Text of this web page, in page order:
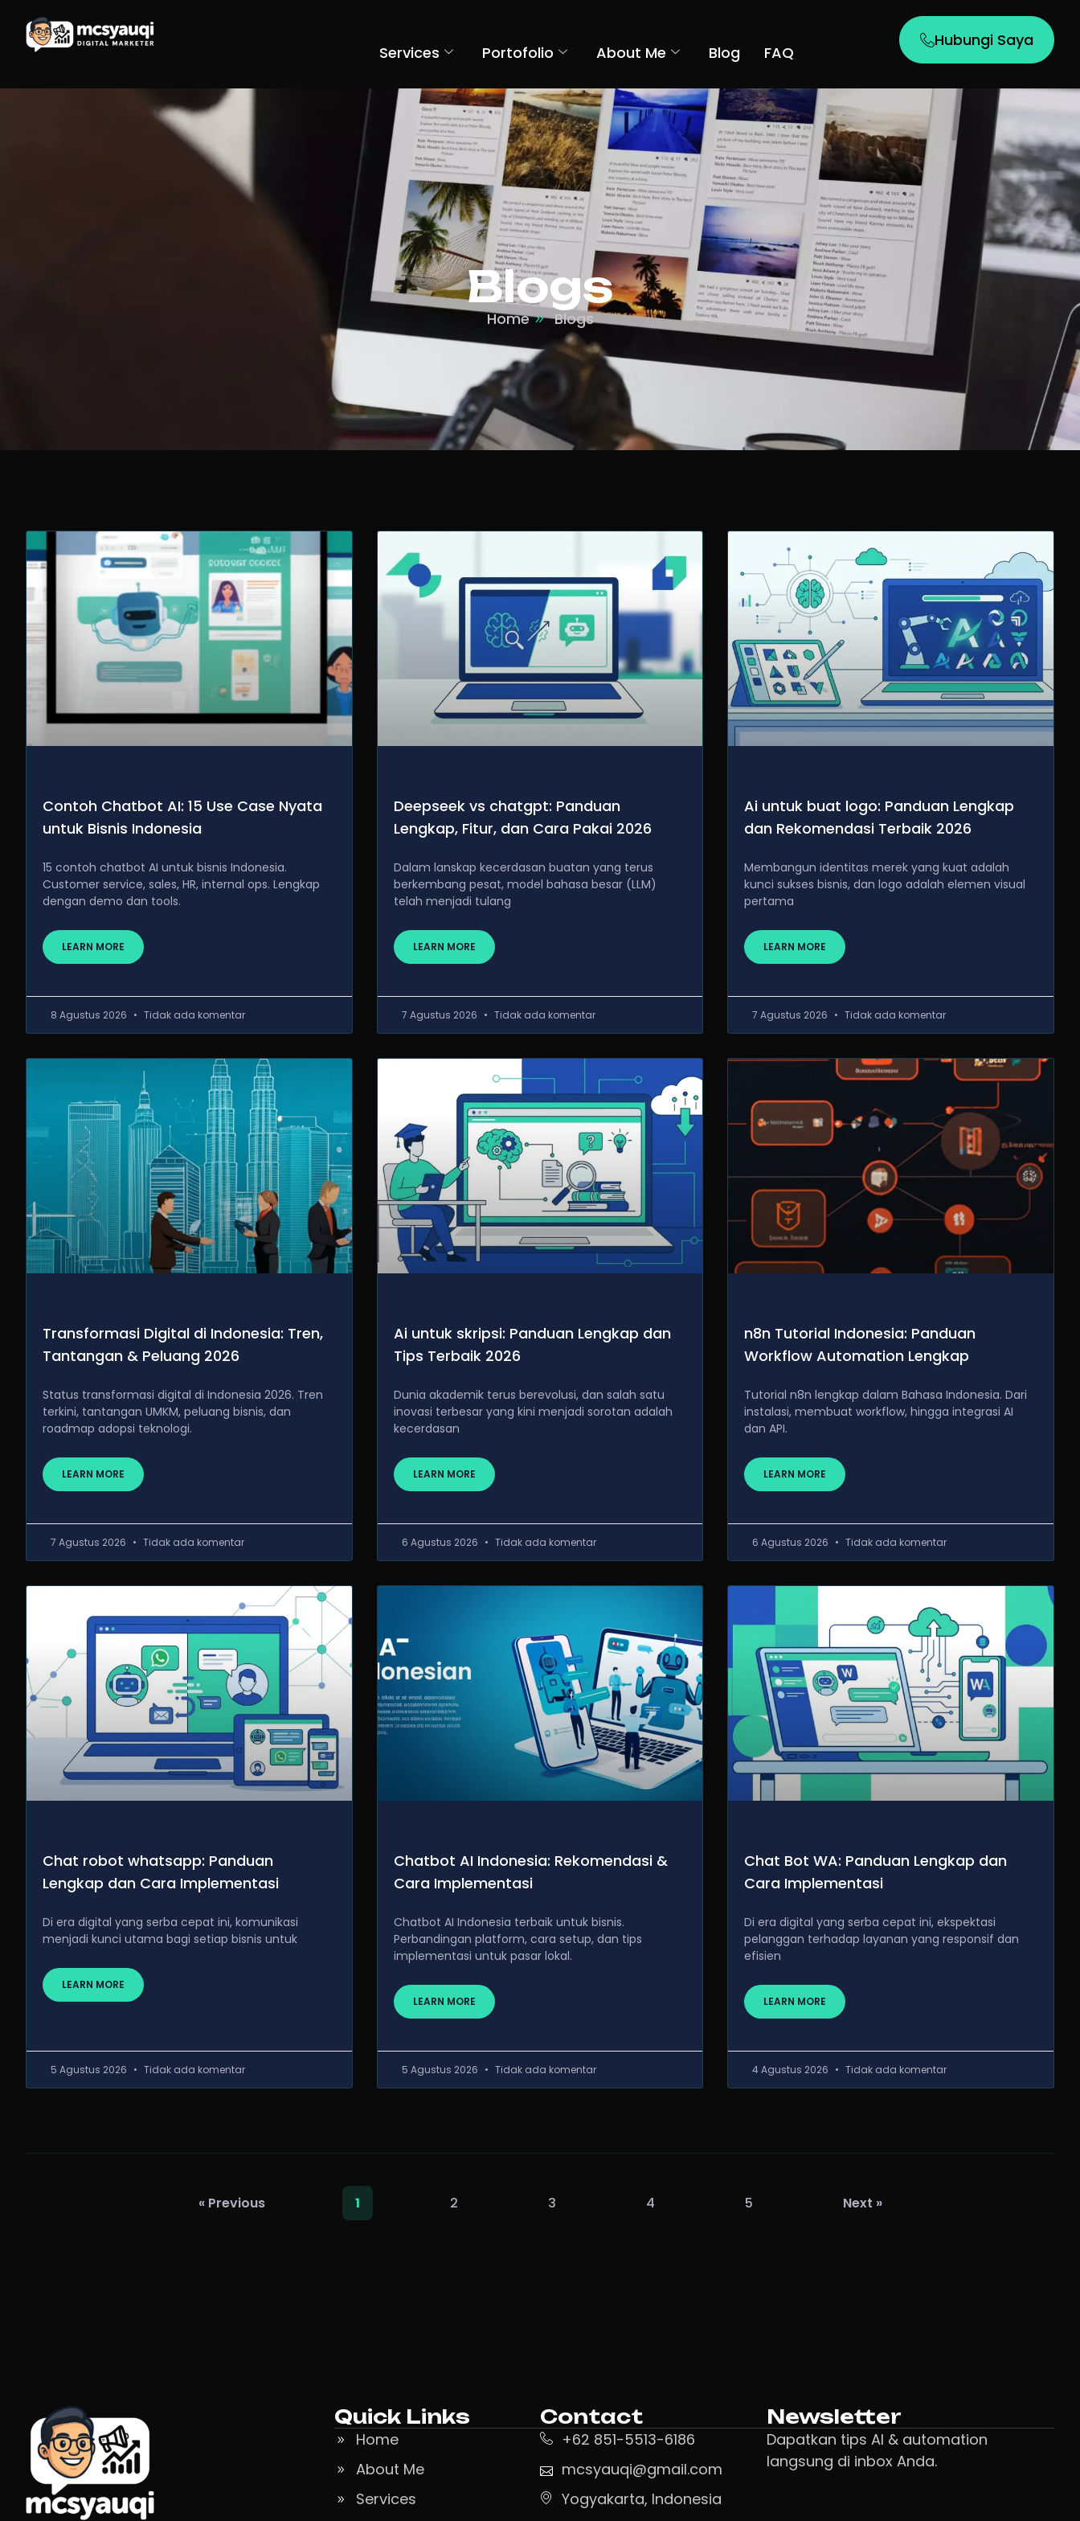
Services Portofolio About Me Blog FAQ
Hubungi Saya
Blogs
Home Blogs
Contoh Chatbot AI: 15 Use Case Nyata
untuk Bisnis Indonesia
15 contoh chatbot AI untuk bisnis Indonesia.
Customer service, sales, HR, internal ops. Lengkap
dengan demo dan tools.
LEARN MORE
8 Agustus 2026 Tidak ada komentar
Deepseek vs chatgpt: Panduan
Lengkap, Fitur, dan Cara Pakai 2026
Dalam lanskap kecerdasan buatan yang terus
berkembang pesat, model bahasa besar (LLM)
telah menjadi tulang
LEARN MORE
7 Agustus 2026 Tidak ada komentar
Ai untuk buat logo: Panduan Lengkap
dan Rekomendasi Terbaik 2026
Membangun identitas merek yang kuat adalah
kunci sukses bisnis, dan logo adalah elemen visual
pertama
LEARN MORE
7 Agustus 2026 Tidak ada komentar
Transformasi Digital di Indonesia: Tren,
Tantangan & Peluang 2026
Status transformasi digital di Indonesia 2026. Tren
terkini, tantangan UMKM, peluang bisnis, dan
roadmap adopsi teknologi.
LEARN MORE
7 Agustus 2026 Tidak ada komentar
Ai untuk skripsi: Panduan Lengkap dan
Tips Terbaik 2026
Dunia akademik terus berevolusi, dan salah satu
inovasi terbesar yang kini menjadi sorotan adalah
kecerdasan
LEARN MORE
6 Agustus 2026 Tidak ada komentar
n8n Tutorial Indonesia: Panduan
Workflow Automation Lengkap
Tutorial n8n lengkap dalam Bahasa Indonesia. Dari
instalasi, membuat workflow, hingga integrasi AI
dan API.
LEARN MORE
6 Agustus 2026 Tidak ada komentar
Chat robot whatsapp: Panduan
Lengkap dan Cara Implementasi
Di era digital yang serba cepat ini, komunikasi
menjadi kunci utama bagi setiap bisnis untuk
LEARN MORE
5 Agustus 2026 Tidak ada komentar
Chatbot AI Indonesia: Rekomendasi &
Cara Implementasi
Chatbot AI Indonesia terbaik untuk bisnis.
Perbandingan platform, cara setup, dan tips
implementasi untuk pasar lokal.
LEARN MORE
5 Agustus 2026 Tidak ada komentar
Chat Bot WA: Panduan Lengkap dan
Cara Implementasi
Di era digital yang serba cepat ini, ekspektasi
pelanggan terhadap layanan yang responsif dan
efisien
LEARN MORE
4 Agustus 2026 Tidak ada komentar
« Previous 1 2 3 4 5 Next »
Quick Links
Home
About Me
Services
Contact
+62 851-5513-6186
mcsyauqi@gmail.com
Yogyakarta, Indonesia
Newsletter
Dapatkan tips AI & automation
langsung di inbox Anda.